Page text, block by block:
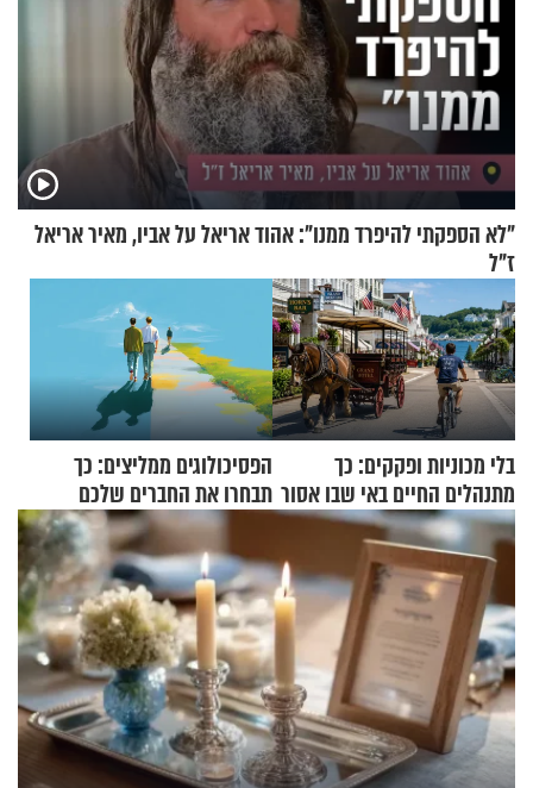
"לא הספקתי להיפרד ממנו": אהוד אריאל על אביו, מאיר אריאל
ז"ל
בלי מכוניות ופקקים: כך
מתנהלים החיים באי שבו אסור
לנהוג כבר יותר מ-120 שנה
הפסיכולוגים ממליצים: כך
תבחרו את החברים שלכם
בחיים